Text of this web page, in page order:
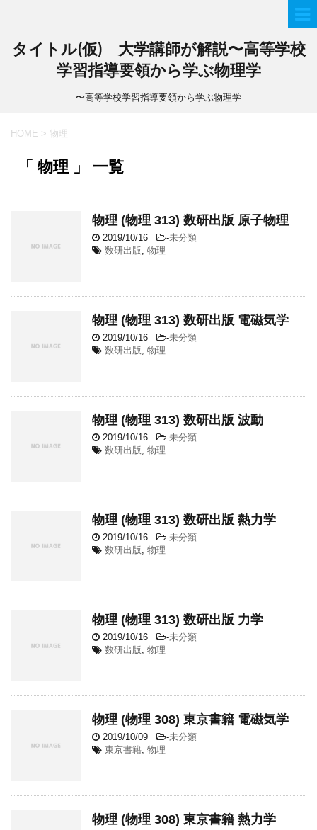
タイトル(仮) 大学講師が解説〜高等学校
学習指導要領から学ぶ物理学
〜高等学校学習指導要領から学ぶ物理学
HOME > 物理
「 物理 」 一覧
物理 (物理 313) 数研出版 原子物理
2019/10/16 -未分類
数研出版 物理
物理 (物理 313) 数研出版 電磁気学
2019/10/16 -未分類
数研出版 物理
物理 (物理 313) 数研出版 波動
2019/10/16 -未分類
数研出版 物理
物理 (物理 313) 数研出版 熱力学
2019/10/16 -未分類
数研出版 物理
物理 (物理 313) 数研出版 力学
2019/10/16 -未分類
数研出版 物理
物理 (物理 308) 東京書籍 電磁気学
2019/10/09 -未分類
東京書籍 物理
物理 (物理 308) 東京書籍 熱力学